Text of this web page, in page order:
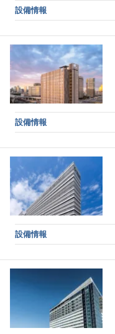
設備情報
設備情報
設備情報